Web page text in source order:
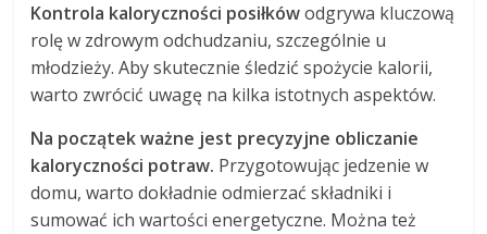
Kontrola kaloryczności posiłkówodgrywa kluczową
rolę w zdrowym odchudzaniu, szczególnie u
młodzieży. Aby skutecznie śledzić spożycie kalorii,
warto zwrócić uwagę na kilka istotnych aspektów.
Na początek ważne jest precyzyjne obliczanie
kaloryczności potraw. Przygotowując jedzenie w
domu, warto dokładnie odmierzać składniki i
sumować ich wartości energetyczne. Można też